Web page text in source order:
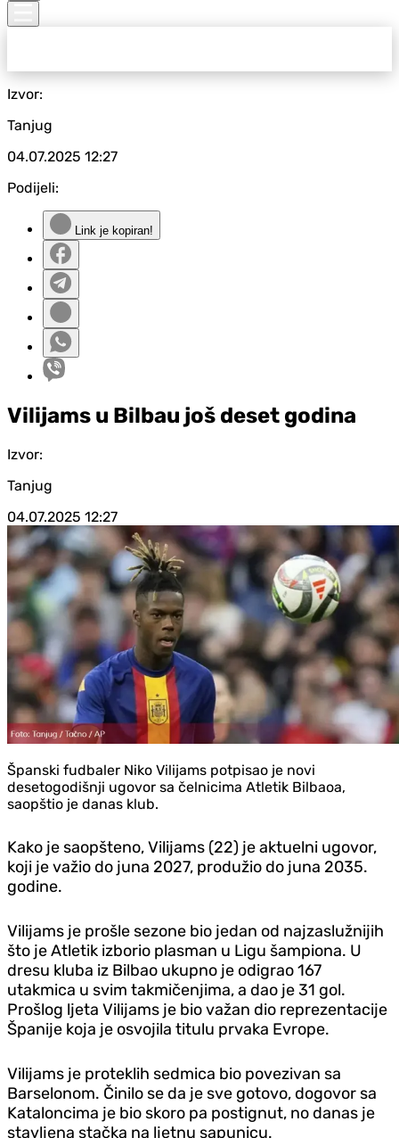
Izvor:
Tanjug
04.07.2025 12:27
Podijeli:
Link je kopiran!
Vilijams u Bilbau još deset godina
Izvor:
Tanjug
04.07.2025 12:27
Španski fudbaler Niko Vilijams potpisao je novi
desetogodišnji ugovor sa čelnicima Atletik Bilbaoa,
saopštio je danas klub.
Kako je saopšteno, Vilijams (22) je aktuelni ugovor,
koji je važio do juna 2027, produžio do juna 2035.
godine.
Vilijams je prošle sezone bio jedan od najzaslužnijih
što je Atletik izborio plasman u Ligu šampiona. U
dresu kluba iz Bilbao ukupno je odigrao 167
utakmica u svim takmičenjima, a dao je 31 gol.
Prošlog ljeta Vilijams je bio važan dio reprezentacije
Španije koja je osvojila titulu prvaka Evrope.
Vilijams je proteklih sedmica bio povezivan sa
Barselonom. Činilo se da je sve gotovo, dogovor sa
Kataloncima je bio skoro pa postignut, no danas je
stavljena stačka na ljetnu sapunicu.